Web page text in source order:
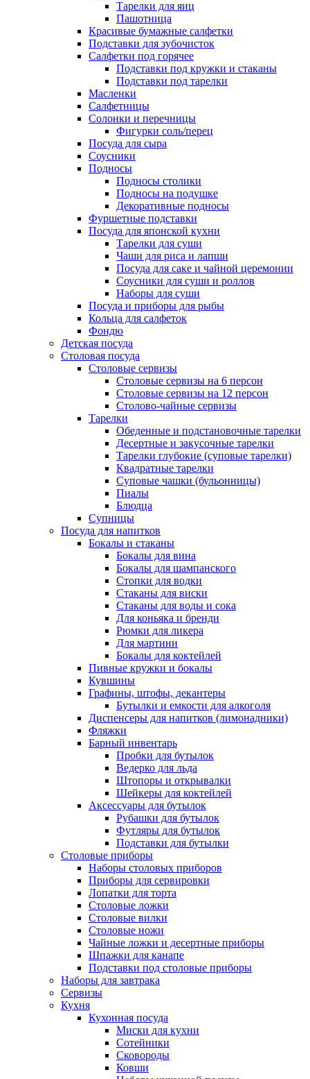
Тарелки для яиц
Пашотница
Красивые бумажные салфетки
Подставки для зубочисток
Салфетки под горячее
Подставки под кружки и стаканы
Подставки под тарелки
Масленки
Салфетницы
Солонки и перечницы
Фигурки соль/перец
Посуда для сыра
Соусники
Подносы
Подносы столики
Подносы на подушке
Декоративные подносы
Фуршетные подставки
Посуда для японской кухни
Тарелки для суши
Чаши для риса и лапши
Посуда для саке и чайной церемонии
Соусники для суши и роллов
Наборы для суши
Посуда и приборы для рыбы
Кольца для салфеток
Фондю
Детская посуда
Столовая посуда
Столовые сервизы
Столовые сервизы на 6 персон
Столовые сервизы на 12 персон
Столово-чайные сервизы
Тарелки
Обеденные и подстановочные тарелки
Десертные и закусочные тарелки
Тарелки глубокие (суповые тарелки)
Квадратные тарелки
Суповые чашки (бульонницы)
Пиалы
Блюдца
Супницы
Посуда для напитков
Бокалы и стаканы
Бокалы для вина
Бокалы для шампанского
Стопки для водки
Стаканы для виски
Стаканы для воды и сока
Для коньяка и бренди
Рюмки для ликера
Для мартини
Бокалы для коктейлей
Пивные кружки и бокалы
Кувшины
Графины, штофы, декантеры
Бутылки и емкости для алкоголя
Диспенсеры для напитков (лимонадники)
Фляжки
Барный инвентарь
Пробки для бутылок
Ведерко для льда
Штопоры и открывалки
Шейкеры для коктейлей
Аксессуары для бутылок
Рубашки для бутылок
Футляры для бутылок
Подставки для бутылки
Столовые приборы
Наборы столовых приборов
Приборы для сервировки
Лопатки для торта
Столовые ложки
Столовые вилки
Столовые ножи
Чайные ложки и десертные приборы
Шпажки для канапе
Подставки под столовые приборы
Наборы для завтрака
Сервизы
Кухня
Кухонная посуда
Миски для кухни
Сотейники
Сковороды
Ковши